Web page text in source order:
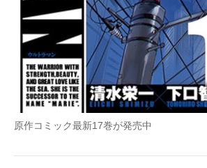
原作コミック最新17巻が発売中